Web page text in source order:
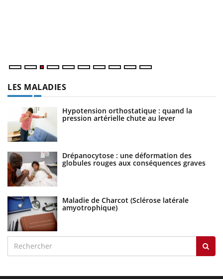
LES MALADIES
Hypotension orthostatique : quand la
pression artérielle chute au lever
Drépanocytose : une déformation des
globules rouges aux conséquences graves
Maladie de Charcot (Sclérose latérale
amyotrophique)